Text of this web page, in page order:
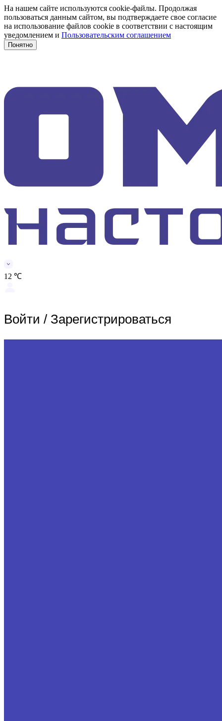
На нашем сайте используются cookie-файлы. Продолжая
пользоваться данным сайтом, вы подтверждаете свое согласие
на использование файлов cookie в соответствии с настоящим
уведомлением и Пользовательским соглашением
Понятно
12 ℃
Войти / Зарегистрироваться